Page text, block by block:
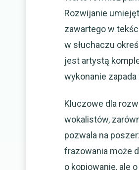
Rozwijanie
zawartego w
w słuchaczu
jest artystą
wykonanie
Kluczowe dla
wokalistów,
pozwala na
frazowania może
o kopiowanie, ale